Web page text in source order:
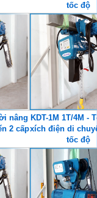
tốc độ
nâng
2 cấp
KDT-1M 1T/4M -
xích điện di
tốc độ